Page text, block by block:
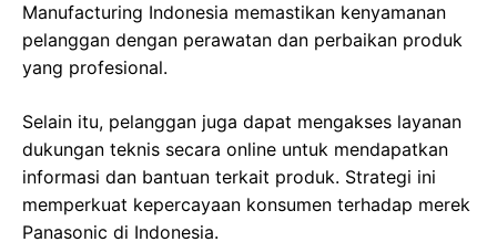
Manufacturing Indonesia memastikan kenyamanan
pelanggan dengan perawatan dan perbaikan produk
yang profesional.
Selain itu, pelanggan juga dapat mengakses layanan
dukungan teknis secara online untuk mendapatkan
informasi dan bantuan terkait produk. Strategi ini
memperkuat kepercayaan konsumen terhadap merek
Panasonic di Indonesia.